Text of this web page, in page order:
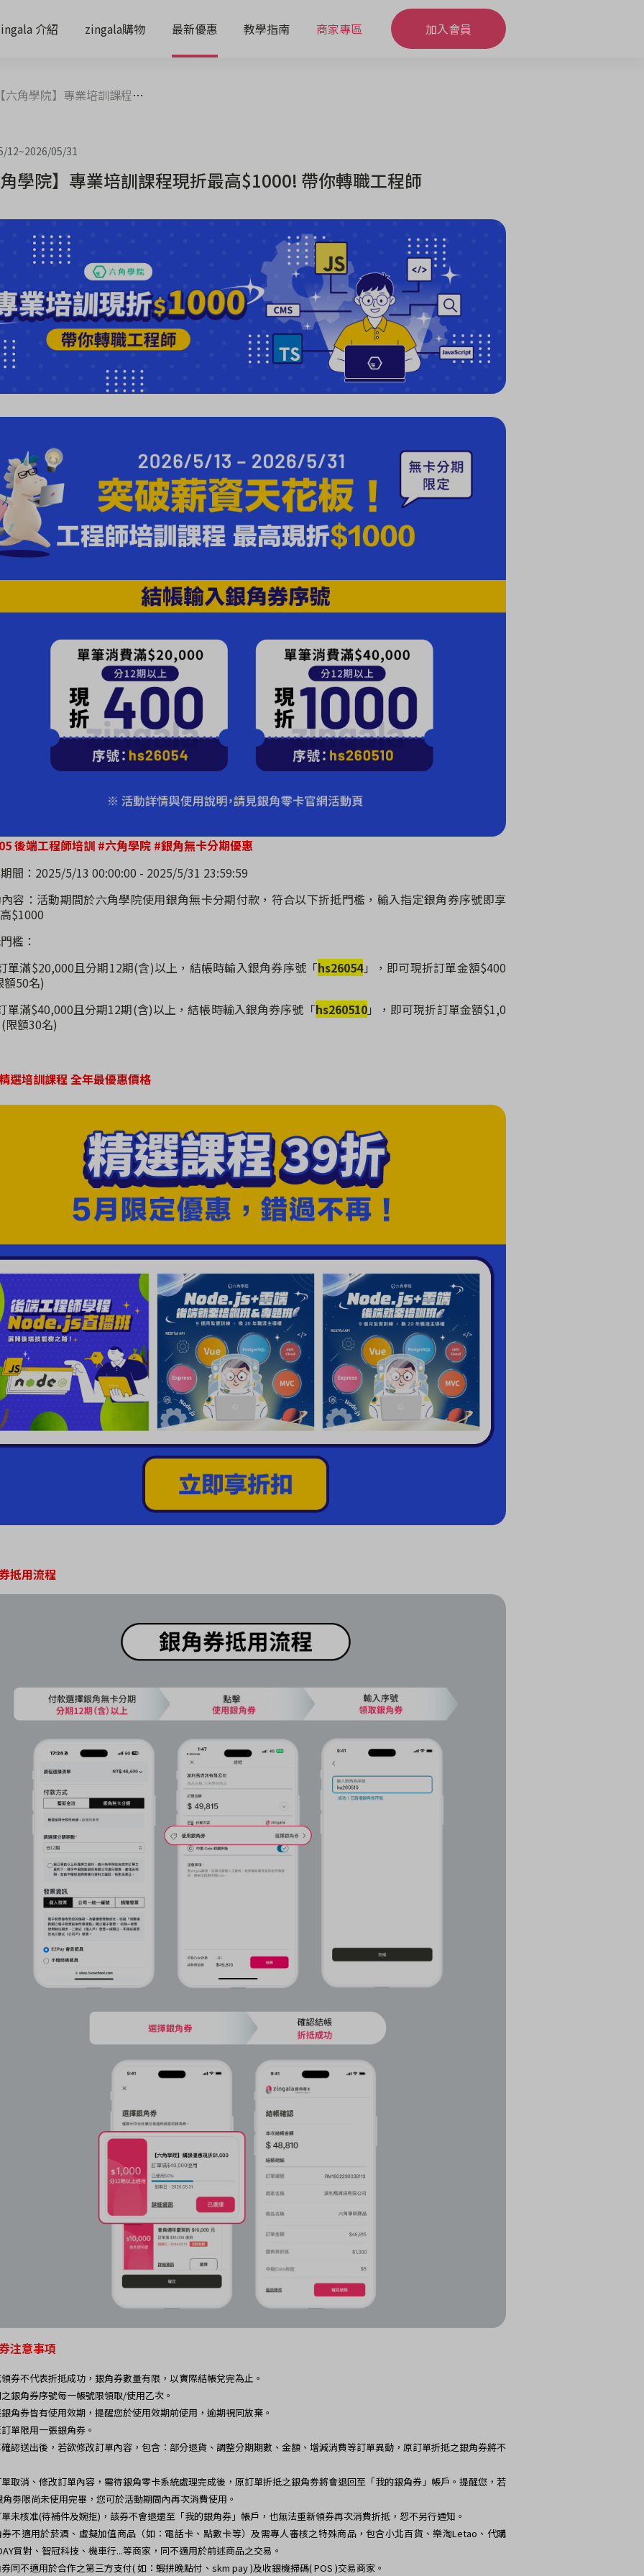
介紹 zingala購物 最新優惠 教學指南 商家專區 加入會員
學院】專業培訓課程現折最高$1000! 帶你轉職工程師
12~2026/05/31
學院】專業培訓課程現折最高$1000! 帶你轉職工程師
後端工程師培訓 #六角學院 #銀角無卡分期優惠
間：2025/5/13 00:00:00 - 2025/5/31 23:59:59
容：活動期間於六角學院使用銀角無卡分期付款，符合以下折抵門檻，輸入指定銀角券序號即享
$1000
檻：
單滿$20,000且分期12期(含)以上，結帳時輸入銀角券序號「hs26054」，即可現折訂單金額$400
50名)
單滿$40,000且分期12期(含)以上，結帳時輸入銀角券序號「hs260510」，即可現折訂單金額$1,0
限額30名)
選培訓課程 全年最優惠價格
抵用流程
注意事項
券不代表折抵成功，銀角券數量有限，以實際結帳兌完為止。
銀角券序號每一帳號限領取/使用乙次。
角券皆有使用效期，提醒您於使用效期前使用，逾期視同放棄。
單限用一張銀角券。
認送出後，若欲修改訂單內容，包含：部分退貨、調整分期期數、金額、增減消費等訂單異動，原訂單折抵之銀角券將不
取消、修改訂單內容，需待銀角零卡系統處理完成後，原訂單折抵之銀角劵將會退回至「我的銀角券」帳戶。提醒您，若
劵限尚未使用完畢，您可於活動期間內再次消費使用。
未核准(待補件及婉拒)，該券不會退還至「我的銀角券」帳戶，也無法重新領券再次消費折抵，恕不另行通知。
不適用於菸酒、虛擬加值商品（如：電話卡、點數卡等）及需專人審核之特殊商品，包含小北百貨、樂淘Letao、代購
買對、智冠科技 、機車行...等商家，同不適用於前述商品之交易。
同不適用於合作之第三方支付( 如：蝦拼晚點付、skm pay )及收銀機掃碼( POS )交易商家。